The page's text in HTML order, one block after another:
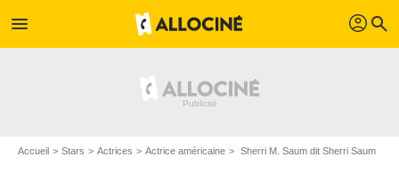
menu profil search
Accueil Stars Actrices Actrice américaine Sherri M. Saum dit Sherri Saum